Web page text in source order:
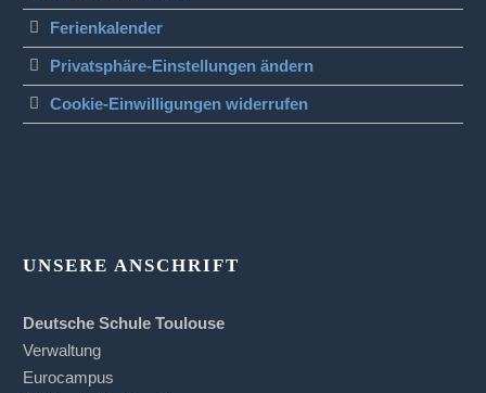
Ferienkalender
Privatsphäre-Einstellungen ändern
Cookie-Einwilligungen widerrufen
UNSERE ANSCHRIFT
Deutsche Schule Toulouse
Verwaltung
Eurocampus